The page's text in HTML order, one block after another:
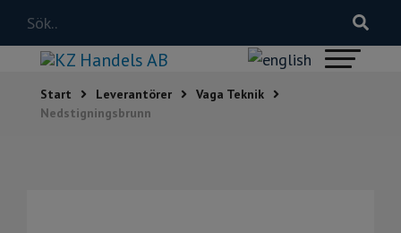
Start Leverantörer
Vaga Teknik
Nedstigningsbrunn